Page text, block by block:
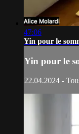
47:06
Yin pour le
Yin pour le
22.04.2024 -